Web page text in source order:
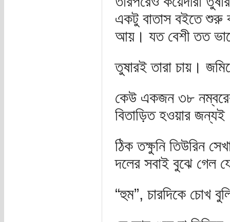
একটু বাতাস বইতে শুরু
আয়। যত বেশী তত
তুষারই তারা চায়।
কেউ একজন ৩৮ নম্বরের
বিতাড়িত হওয়ার
ঠিক তক্ষুনি তিউরিন
দলের সবাই বুঝে গেল
“হুম”, চারদিকে চোখ